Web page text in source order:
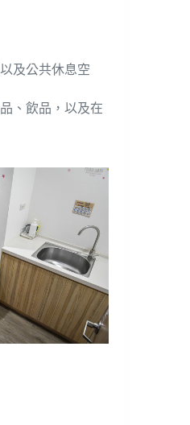
及公共休息空
、飲品，以及在